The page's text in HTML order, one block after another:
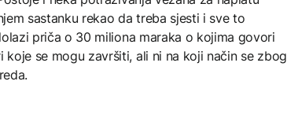
sastanku rekao da treba sjesti i sve to
priča o 30 miliona maraka o kojima govori
se mogu završiti, ali ni na koji način se zbog